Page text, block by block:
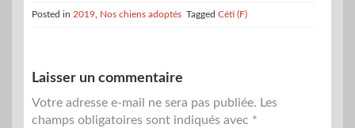
Posted in 2019 Nos chiens adoptés Tagged Céti (F)
Laisser un commentaire
Votre adresse e-mail ne sera pas publiée. Les
champs obligatoires sont indiqués avec *